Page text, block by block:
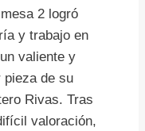
2 logró
y trabajo en
valiente y
pieza de su
Rivas. Tras
valoración,